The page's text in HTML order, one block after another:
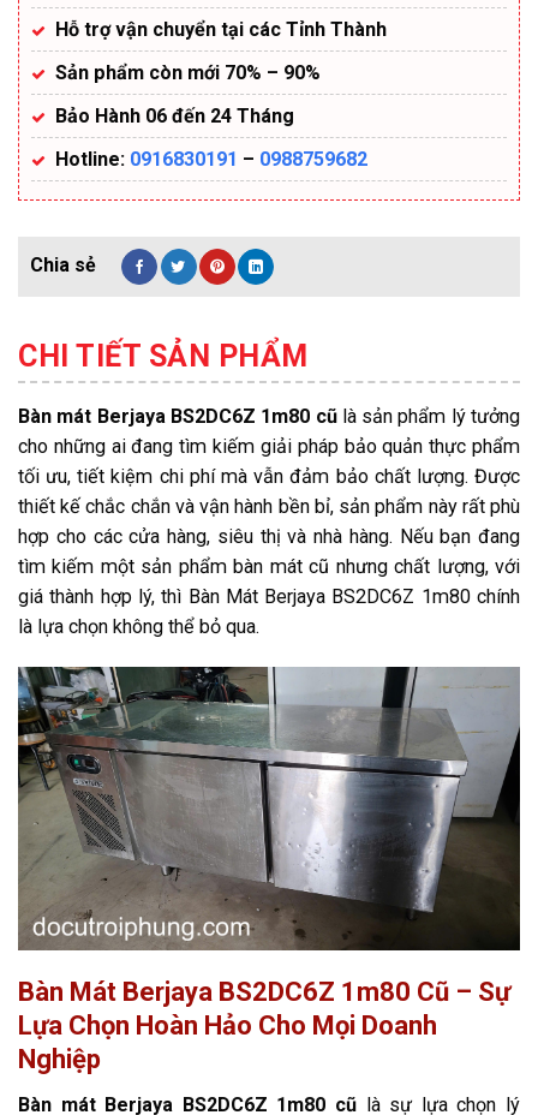
Hỗ trợ vận chuyển tại các Tỉnh Thành
Sản phẩm còn mới 70% – 90%
Bảo Hành 06 đến 24 Tháng
Hotline: 0916830191 – 0988759682
CHI TIẾT SẢN PHẨM
Bàn mát Berjaya BS2DC6Z 1m80 cũlà sản phẩm lý tưởng
cho những ai đang tìm kiếm giải pháp bảo quản thực phẩm
tối ưu, tiết kiệm chi phí mà vẫn đảm bảo chất lượng. Được
thiết kế chắc chắn và vận hành bền bỉ, sản phẩm này rất phù
hợp cho các cửa hàng, siêu thị và nhà hàng. Nếu bạn đang
tìm kiếm một sản phẩm bàn mát cũ nhưng chất lượng, với
giá thành hợp lý, thì Bàn Mát Berjaya BS2DC6Z 1m80 chính
là lựa chọn không thể bỏ qua.
Bàn Mát Berjaya BS2DC6Z 1m80 Cũ – Sự
Lựa Chọn Hoàn Hảo Cho Mọi Doanh
Nghiệp
Bàn mát Berjaya BS2DC6Z 1m80 cũ là sự lựa chọn lý